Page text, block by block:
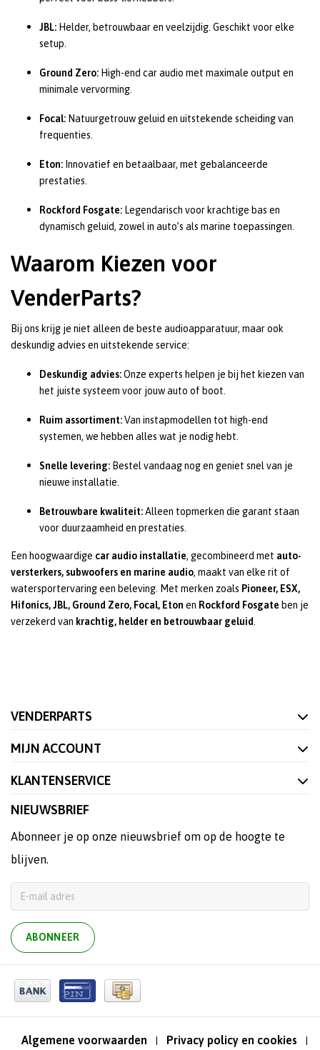
JBL: Helder, betrouwbaar en veelzijdig. Geschikt voor elke
setup.
Ground Zero: High-end car audio met maximale output en
minimale vervorming.
Focal: Natuurgetrouw geluid en uitstekende scheiding van
frequenties.
Eton: Innovatief en betaalbaar, met gebalanceerde
prestaties.
Rockford Fosgate: Legendarisch voor krachtige bas en
dynamisch geluid, zowel in auto’s als marine toepassingen.
Waarom Kiezen voor
VenderParts?
Bij ons krijg je niet alleen de beste audioapparatuur, maar ook
deskundig advies en uitstekende service:
Deskundig advies:Onze experts helpen je bij het kiezen van
het juiste systeem voor jouw auto of boot.
Ruim assortiment:Van instapmodellen tot high-end
systemen, we hebben alles wat je nodig hebt.
Snelle levering: Bestel vandaag nog en geniet snel van je
nieuwe installatie.
Betrouwbare kwaliteit:Alleen topmerken die garant staan
voor duurzaamheid en prestaties.
Een hoogwaardige car audio installatie, gecombineerd met auto-
versterkers, subwoofers en marine audio, maakt van elke rit of
watersportervaring een beleving. Met merken zoals Pioneer, ESX,
Hifonics, JBL, Ground Zero, Focal, Eton en Rockford Fosgate ben je
verzekerd van krachtig, helder en betrouwbaar geluid
VENDERPARTS
MIJN ACCOUNT
KLANTENSERVICE
NIEUWSBRIEF
Abonneer je op onze nieuwsbrief om op de hoogte te
blijven.
ABONNEER
Algemene voorwaarden | Privacy policy en cookies |